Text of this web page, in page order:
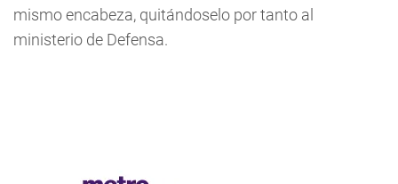
mismo encabeza, quitándoselo por tanto al
ministerio de Defensa.